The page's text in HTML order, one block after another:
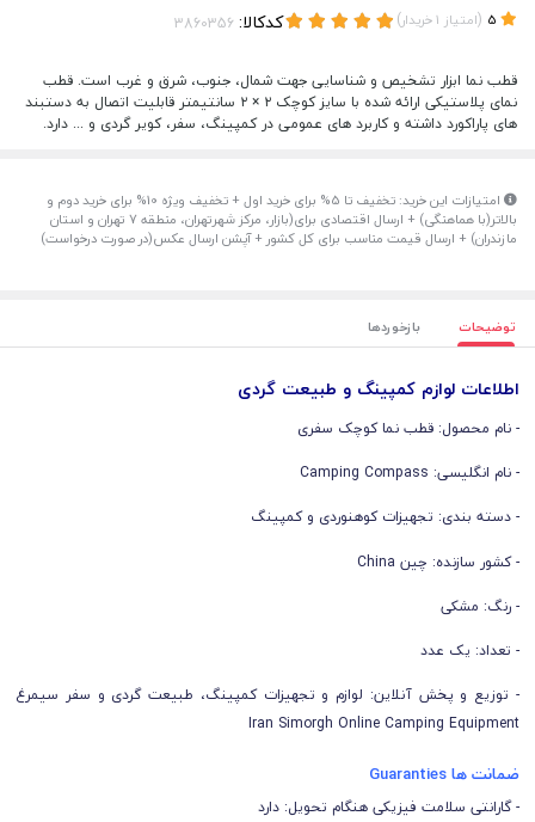
(امتیاز 1خریدار) کدکالا:
قطب نما ابزار تشخیص و شناسایی جهت شمال، جنوب، شرق و غرب است. قطب
نمای پلاستیکی ارائه شده با سایز کوچک ۲ × ۲ سانتیمتر قابلیت اتصال به دستبند
های پاراکورد داشته و کاربرد های عمومی در کمپینگ، سفر، کویر گردی و ... دارد.
امتیازات این خرید: تخفیف تا 5% برای خرید اول + تخفیف ویژه 10% برای خرید دوم و
بالاتر(با هماهنگی) + ارسال اقتصادی برای(بازار، مرکز شهرتهران، منطقه 7 تهران و استان
مازندران) + ارسال قیمت مناسب برای کل کشور + آپشن ارسال عکس(در صورت درخواست)
توضیحات بازخوردها
اطلاعات لوازم کمپینگ و طبیعت گردی
- نام محصول: قطب نما کوچک سفری
- نام انگلیسی: Camping Compass
- دسته بندی: تجهیزات کوهنوردی و کمپینگ
- کشور سازنده: چین China
- رنگ: مشکی
- تعداد: یک عدد
- توزیع و پخش آنلاین: لوازم و تجهیزات کمپینگ، طبیعت گردی و سفر سیمرغ
Iran Simorgh Online Camping Equipment
ضمانت ها Guaranties
- گارانتی سلامت فیزیکی هنگام تحویل: دارد